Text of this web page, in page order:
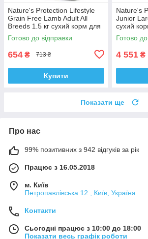
Nature's Protection Lifestyle
Grain Free Lamb Adult All
Breeds 1.5 кг сухий корм для
собак всіх порід
Готово до відправки
654 ₴ 713 ₴
Купити
Nature's
Junior
сухий
великих
Готово
4 551 ₴
Показати ще
Про нас
99% позитивних з 942 відгуків за рік
Працює з 16.05.2018
м. Київ
Петропавлівська 12 , Київ, Україна
Контакти
Сьогодні працює з 10:00 до 18:00
Показати весь графік роботи